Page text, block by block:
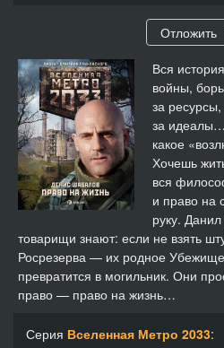
Отложить
Вся
войны,
за
за
какое
Хочешь
вся
и право на
руку.
товарищи знают: если не взять
Росрезерва — их родное
превратится в могильник. Они
право — право на жизнь…
Серия Вселенная Метро 2033: